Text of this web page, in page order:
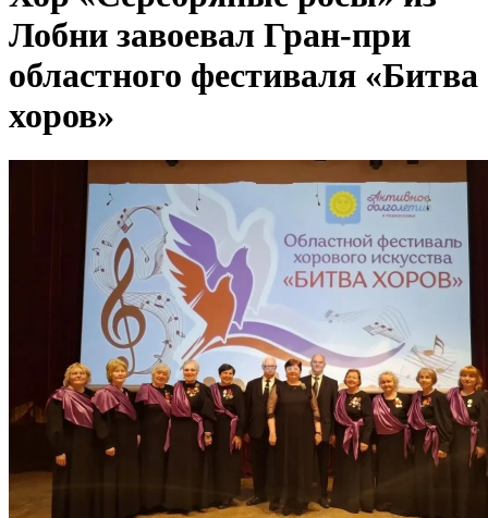
Лобни завоевал Гран-при
областного фестиваля «Битва
хоров»